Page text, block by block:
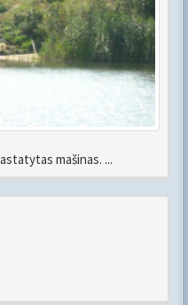
mašinas. ...